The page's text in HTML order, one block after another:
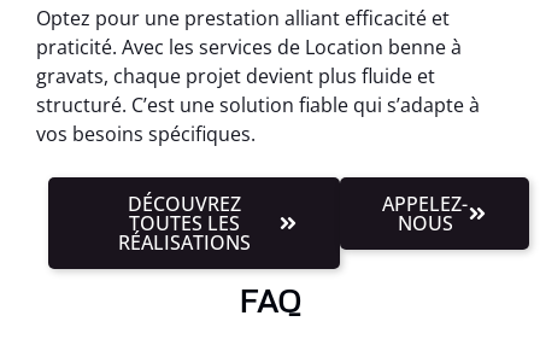
Optez pour une prestation alliant efficacité et
praticité. Avec les services de Location benne à
gravats, chaque projet devient plus fluide et
structuré. C’est une solution fiable qui s’adapte à
vos besoins spécifiques.
DÉCOUVREZ
TOUTES LES
RÉALISATIONS
APPELEZ-
NOUS
FAQ